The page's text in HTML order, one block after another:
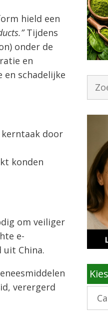
hield een
Tijdens
onder de
en
schadelijke
kerntaak door
konden
om veiliger
e-
China.
verergerd
Zoek
Kies